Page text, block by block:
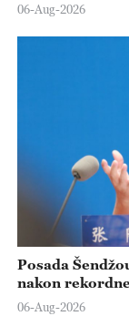
06-Aug-2026
Posada
nakon
06-Aug-2026